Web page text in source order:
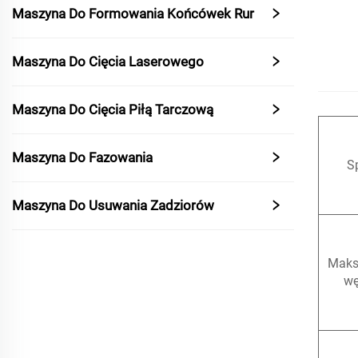
Maszyna Do Formowania Końcówek Rur
Maszyna Do Cięcia Laserowego
Maszyna Do Cięcia Piłą Tarczową
Maszyna Do Fazowania
Maszyna Do Usuwania Zadziorów